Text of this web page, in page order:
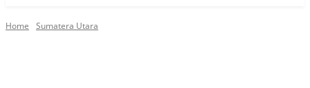
Home Sumatera Utara